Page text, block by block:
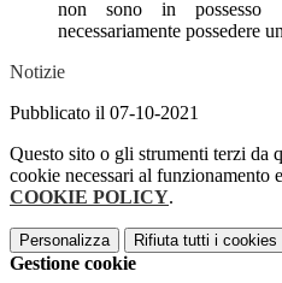
non sono in possesso
necessariamente possedere
Notizie
Pubblicato il 07-10-2021
Questo sito o gli strumenti terzi da
cookie necessari al
COOKIE POLICY.
Personalizza Rifiuta tutti i cookies
Gestione cookie